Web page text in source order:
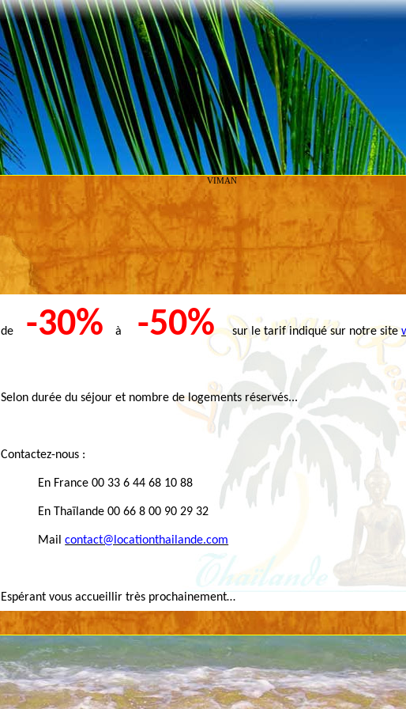
VIMAN
de -30% à -50% sur le tarif indiqué sur notre site
Selon durée du séjour et nombre de logements réservés...
Contactez-nous :
En France 00 33 6 44 68 10 88
En Thaïlande 00 66 8 00 90 29 32
Mailcontact@locationthailande.com
Espérant vous accueillir très prochainement…